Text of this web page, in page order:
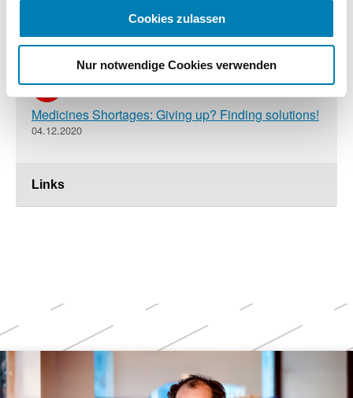
Cookies zulassen
Nur notwendige Cookies verwenden
Links
„Plusminus" berichtet über Lieferengpässe
Medicines Shortages: Giving up? Finding solutions!
04.12.2020
Weitere
Themen